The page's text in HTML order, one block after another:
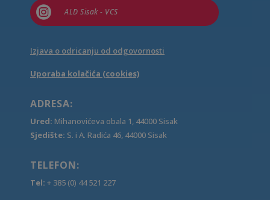
 ALD Sisak - VCS
Izjava o odricanju od odgovornosti
Uporaba kolačića (cookies)
ADRESA:
Ured: Mihanovićeva obala 1, 44000 Sisak
Sjedište: S. i A. Radića 46, 44000 Sisak
TELEFON:
Tel: + 385 (0) 44 521 227